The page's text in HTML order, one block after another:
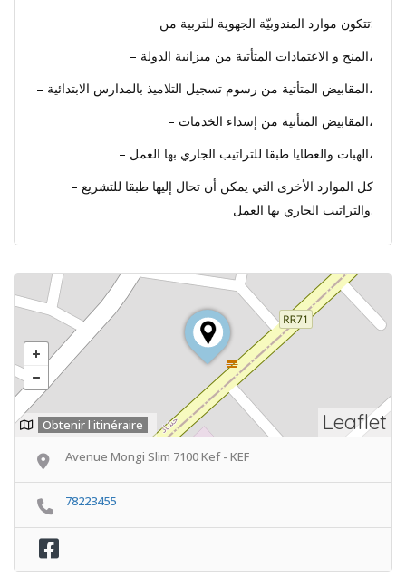
تتكون موارد المندوبيّة الجهوية للتربية من:
– المنح و الاعتمادات المتأتية من ميزانية الدولة،
– المقابيض المتأتية من رسوم تسجيل التلاميذ بالمدارس الابتدائية،
– المقابيض المتأتية من إسداء الخدمات،
– الهبات والعطايا طبقا للتراتيب الجاري بها العمل،
– كل الموارد الأخرى التي يمكن أن تحال إليها طبقا للتشريع
والتراتيب الجاري بها العمل.
Leaflet
Obtenir l'itinéraire
Avenue Mongi Slim 7100 Kef - KEF
78223455